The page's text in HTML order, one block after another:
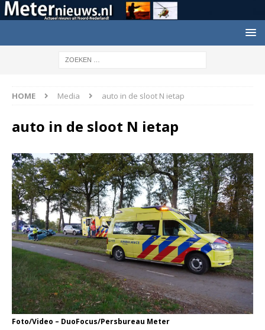
HOME Media auto in de sloot N ietap
auto in de sloot N ietap
Foto/Video – DuoFocus/Persbureau Meter